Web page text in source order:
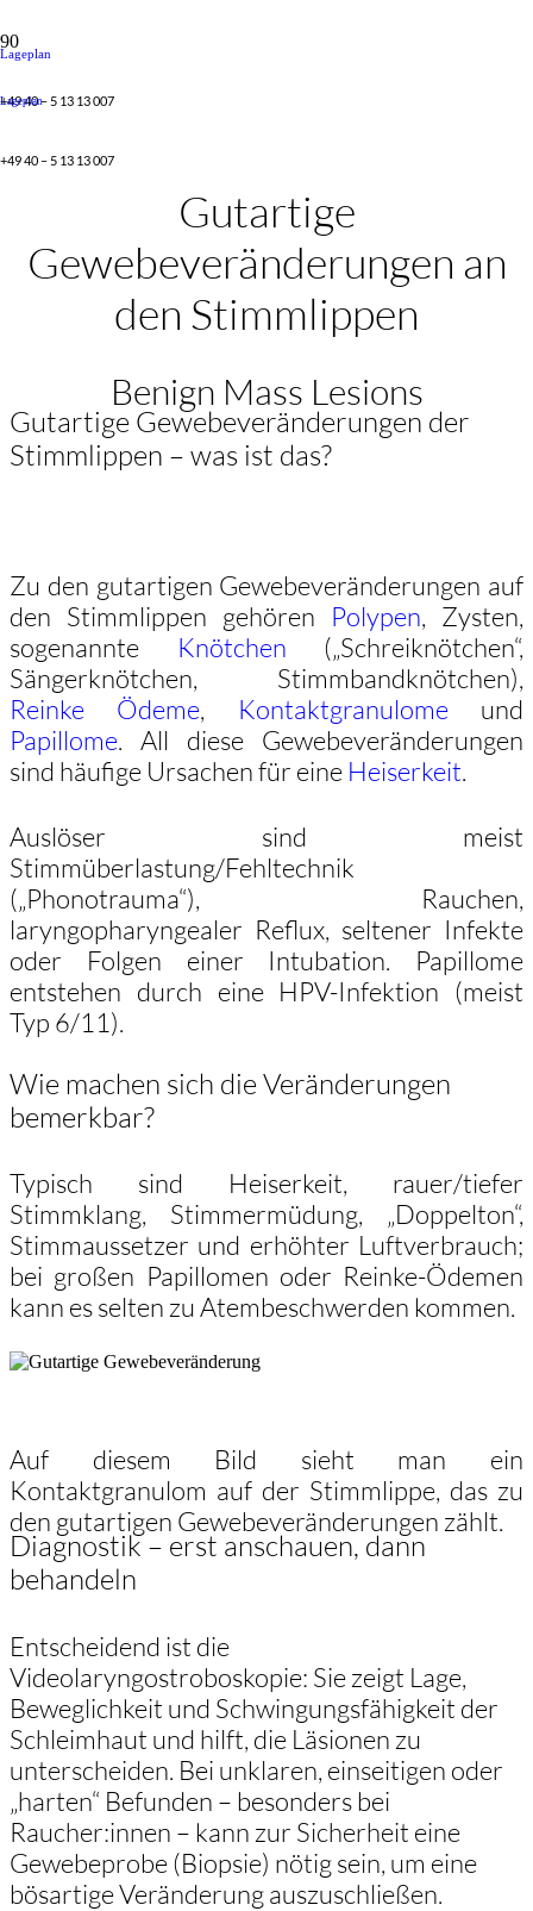
Lageplan
+49 40 – 5 13 13 007
Lageplan
+49 40 – 5 13 13 007
Gutartige
Gewebeveränderungen an
den Stimmlippen
Benign Mass Lesions
Gutartige Gewebeveränderungen der
Stimmlippen – was ist das?
Zu den gutartigen Gewebeveränderungen auf
den Stimmlippen gehören Polypen, Zysten,
sogenannte Knötchen („Schreiknötchen“,
Sängerknötchen, Stimmbandknötchen),
Reinke Ödeme, Kontaktgranulome und
Papillome. All diese Gewebeveränderungen
sind häufige Ursachen für eine Heiserkeit.
Auslöser sind meist
Stimmüberlastung/Fehltechnik
(„Phonotrauma“), Rauchen,
laryngopharyngealer Reflux, seltener Infekte
oder Folgen einer Intubation. Papillome
entstehen durch eine HPV-Infektion (meist
Typ 6/11).
Wie machen sich die Veränderungen
bemerkbar?
Typisch sind Heiserkeit, rauer/tiefer
Stimmklang, Stimmermüdung, „Doppelton“,
Stimmaussetzer und erhöhter Luftverbrauch;
bei großen Papillomen oder Reinke-Ödemen
kann es selten zu Atembeschwerden kommen.
Auf diesem Bild sieht man ein
Kontaktgranulom auf der Stimmlippe, das zu
den gutartigen Gewebeveränderungen zählt.
Diagnostik – erst anschauen, dann
behandeln
Entscheidend ist die
Videolaryngostroboskopie: Sie zeigt Lage,
Beweglichkeit und Schwingungsfähigkeit der
Schleimhaut und hilft, die Läsionen zu
unterscheiden. Bei unklaren, einseitigen oder
„harten“ Befunden – besonders bei
Raucher:innen – kann zur Sicherheit eine
Gewebeprobe (Biopsie) nötig sein, um eine
bösartige Veränderung auszuschließen.